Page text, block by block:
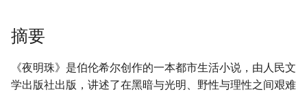
摘要
《夜明珠》是伯伦希尔创作的一本都市生活小说，由人民文
学出版社出版，讲述了在黑暗与光明、野性与理性之间艰难